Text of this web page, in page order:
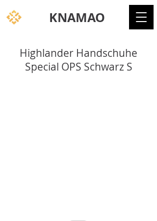
KNAMAO
Highlander Handschuhe
Special OPS Schwarz S